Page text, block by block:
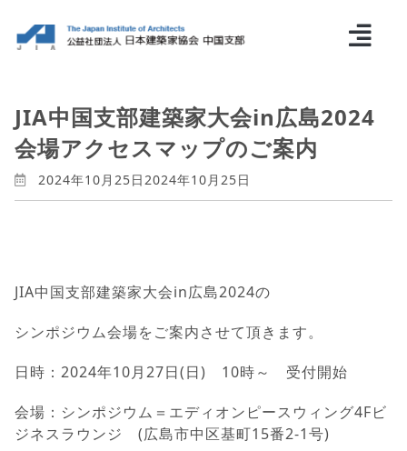
JIA中国支部建築家大会in広島2024
会場アクセスマップのご案内
2024年10月25日2024年10月25日
JIA中国支部建築家大会in広島2024の
シンポジウム会場をご案内させて頂きます。
日時：2024年10月27日(日) 10時～ 受付開始
会場：シンポジウム＝エディオンピースウィング4Fビ
ジネスラウンジ (広島市中区基町15番2-1号)